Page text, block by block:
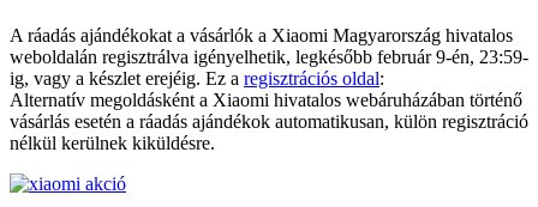
A ráadás ajándékokat a vásárlók a Xiaomi Magyarország hivatalos
weboldalán regisztrálva igényelhetik, legkésőbb február 9-én, 23:59-
ig, vagy a készlet erejéig. Ez a regisztrációs oldal:
Alternatív megoldásként a Xiaomi hivatalos webáruházában történő
vásárlás esetén a ráadás ajándékok automatikusan, külön regisztráció
nélkül kerülnek kiküldésre.